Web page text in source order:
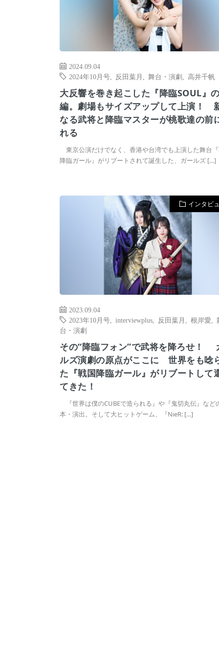
2024.09.04
2024年10月号
反田葉月 舞台・演劇 高井千帆
大反響を巻き起こした『降臨SOUL』
編。劇場もサイズアップして上演！
なる武将と降臨マスターが桃歌達の前
れる
東京公演だけでなく、香港や台湾でも上演した舞台
降臨ガール』がリブートされて誕生した、ガールズ […]
インタビ
2023.09.04
2023年10月号
interviewplus 反田葉月 根岸愛
台・演劇
その“降臨フォン”で武将を降ろせ！
ルズ演劇の原点がここに 世界をも唸
た『戦国降臨ガール』がリブートして
てきた！
『世界は僕のCUBEで造られる』や『鬼切丸伝』など
本・演出。そして大ヒットゲーム、『NieR: […]